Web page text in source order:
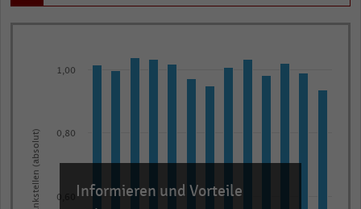
The
chart
has
0,60
0,80
1,00
Informieren und Vorteile